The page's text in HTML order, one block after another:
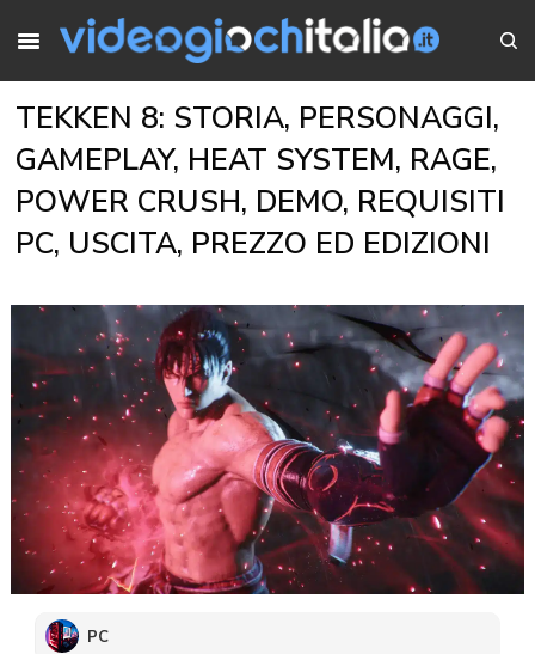
TEKKEN 8: STORIA, PERSONAGGI,
GAMEPLAY, HEAT SYSTEM, RAGE,
POWER CRUSH, DEMO, REQUISITI
PC, USCITA, PREZZO ED EDIZIONI
PC